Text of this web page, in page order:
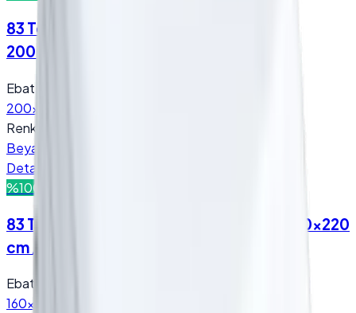
83 Tel Nevresim - (Sadece Nevresim) -
200x220 cm / Beyaz
Ebat
200x220 cm
Renk
Beyaz
Detay
%100 Pamuk
83 Tel Nevresim - (Sadece Nevresim) - 160x220
cm / Beyaz
Ebat
160x220 cm